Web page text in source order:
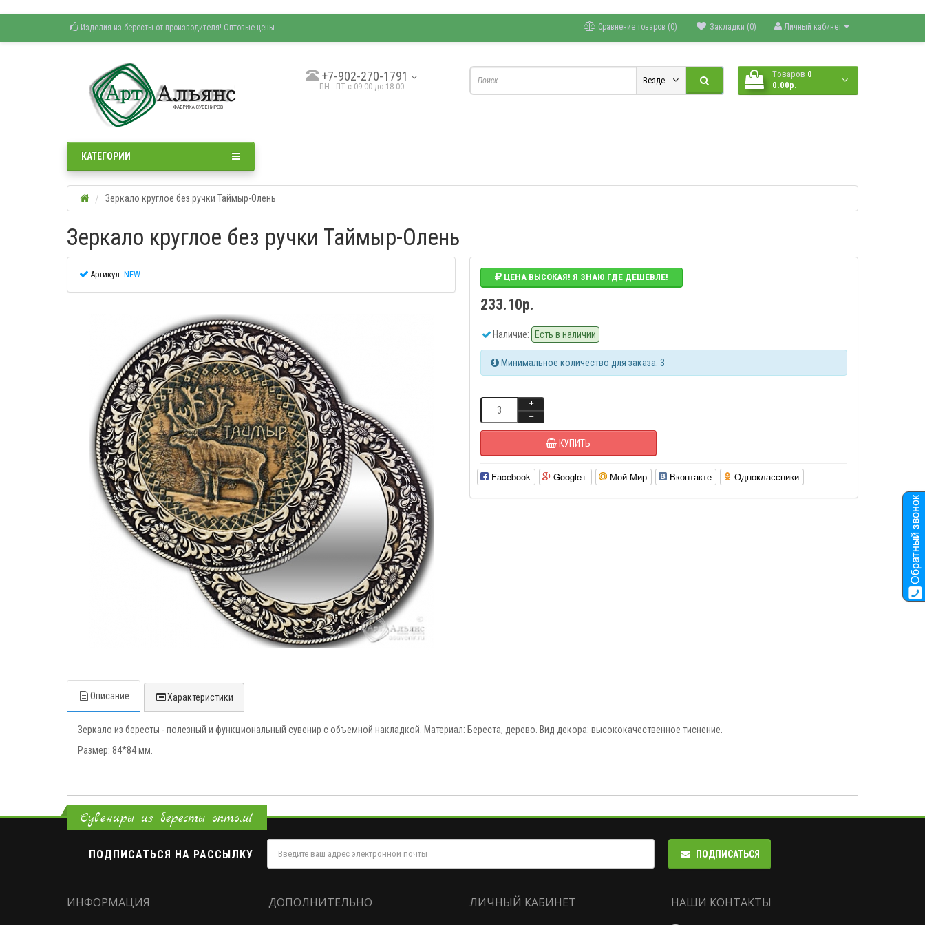
Изделия из бересты от производителя! Оптовые цены. Личный кабинет
Закладки (0)
Сравнение товаров (0)
+7-902-270-1791
ПН - ПТ с 09:00 до 18:00
Везде
Tоваров 0
0.00р.
КАТЕГОРИИ
Зеркало круглое без ручки Таймыр-Олень
Зеркало круглое без ручки Таймыр-Олень
Артикул: NEW ЦЕНА ВЫСОКАЯ! Я ЗНАЮ ГДЕ ДЕШЕВЛЕ!
233.10р.
Наличие: Есть в наличии
Минимальное количество для заказа: 3
КУПИТЬ
Facebook Google+ Мой Мир Вконтакте Одноклассники
Описание Характеристики
Зеркало из бересты - полезный и функциональный сувенир с объемной накладкой. Материал: Береста, дерево. Вид декора: высококачественное тиснение.
Размер: 84*84 мм.
Сувениры из бересты оптом!
ПОДПИСАТЬСЯ НА РАССЫЛКУ ПОДПИСАТЬСЯ
ИНФОРМАЦИЯ ДОПОЛНИТЕЛЬНО ЛИЧНЫЙ КАБИНЕТ НАШИ КОНТАКТЫ